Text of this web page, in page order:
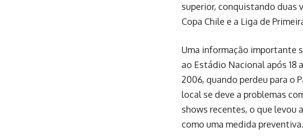
superior, conquistando duas
Copa Chile e a Liga de
Uma informação importante
ao Estádio Nacional após 18
2006, quando perdeu para o
local se deve a problemas
shows recentes, o que
como uma medida preventiva.